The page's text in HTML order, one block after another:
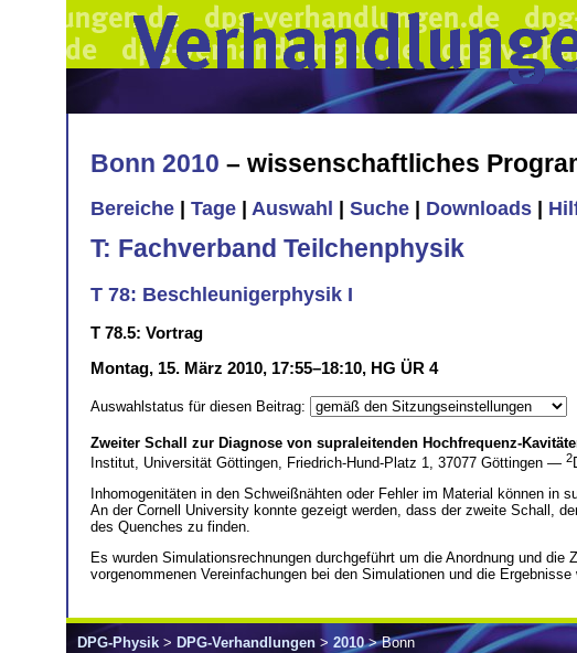
Bonn 2010 – wissenschaftliches
Bereiche Tage Auswahl Suche Downloads
T: Fachverband Teilchenphysik
T 78: Beschleunigerphysik I
T 78.5: Vortrag
Montag, 15. März 2010, 17:55–18:10, HG ÜR 4
Auswahlstatus für diesen Beitrag:
Zweiter Schall zur Diagnose von supraleitenden Hochfrequenz-Kavitä
Institut, Universität Göttingen, Friedrich-Hund-Platz 1, 37077 Göttingen — 2
Inhomogenitäten in den Schweißnähten oder Fehler im Material können in
An der Cornell University konnte gezeigt werden, dass der zweite Schall,
des Quenches zu finden.
Es wurden Simulationsrechnungen durchgeführt um die Anordnung und
vorgenommenen Vereinfachungen bei den Simulationen und die
DPG-Physik > DPG-Verhandlungen > 2010> Bonn